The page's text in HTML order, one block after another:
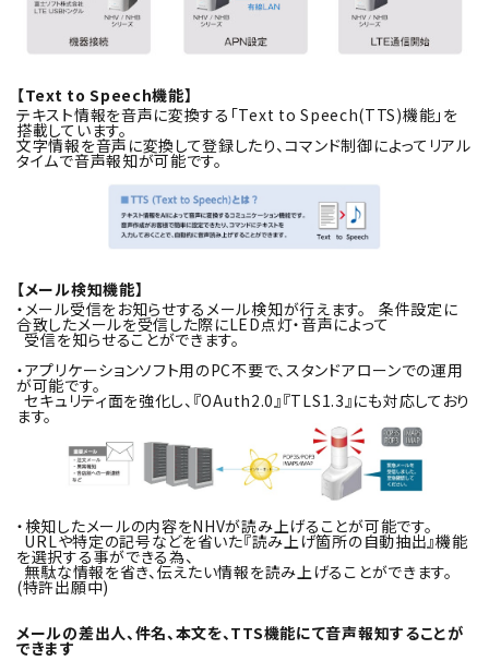
【Text to Speech機能】
テキスト情報を音声に変換する「Text to Speech(TTS)機能」を
搭載しています。
文字情報を音声に変換して登録したり、コマンド制御によってリアル
タイムで音声報知が可能です。
【メール検知機能】
・メール受信をお知らせするメール検知が行えます。 条件設定に
合致したメールを受信した際にLED点灯・音声によって
受信を知らせることができます。
・アプリケーションソフト用のPC不要で、スタンドアローンでの運用
が可能です。
セキュリティ面を強化し、『OAuth2.0』『TLS1.3』にも対応しており
ます。
・検知したメールの内容をNHVが読み上げることが可能です。
URLや特定の記号などを省いた『読み上げ箇所の自動抽出』機能
を選択する事ができる為、
無駄な情報を省き、伝えたい情報を読み上げることができます。
(特許出願中)
メールの差出人、件名、本文を、TTS機能にて音声報知することが
できます